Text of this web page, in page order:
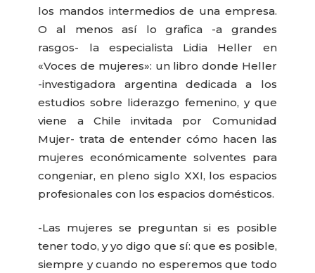
los mandos intermedios de una empresa.
O al menos así lo grafica -a grandes
rasgos- la especialista Lidia Heller en
«Voces de mujeres»: un libro donde Heller
-investigadora argentina dedicada a los
estudios sobre liderazgo femenino, y que
viene a Chile invitada por Comunidad
Mujer- trata de entender cómo hacen las
mujeres económicamente solventes para
congeniar, en pleno siglo XXI, los espacios
profesionales con los espacios domésticos.
-Las mujeres se preguntan si es posible
tener todo, y yo digo que sí: que es posible,
siempre y cuando no esperemos que todo